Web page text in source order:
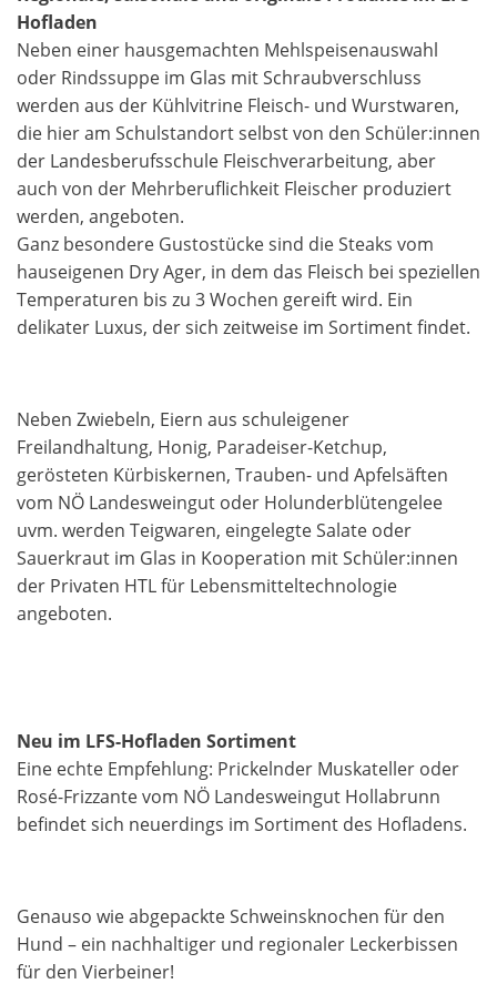
Hofladen
Neben einer hausgemachten Mehlspeisenauswahl
oder Rindssuppe im Glas mit Schraubverschluss
werden aus der Kühlvitrine Fleisch- und Wurstwaren,
die hier am Schulstandort selbst von den Schüler:innen
der Landesberufsschule Fleischverarbeitung, aber
auch von der Mehrberuflichkeit Fleischer produziert
werden, angeboten.
Ganz besondere Gustostücke sind die Steaks vom
hauseigenen Dry Ager, in dem das Fleisch bei speziellen
Temperaturen bis zu 3 Wochen gereift wird. Ein
delikater Luxus, der sich zeitweise im Sortiment findet.
Neben Zwiebeln, Eiern aus schuleigener
Freilandhaltung, Honig, Paradeiser-Ketchup,
gerösteten Kürbiskernen, Trauben- und Apfelsäften
vom NÖ Landesweingut oder Holunderblütengelee
uvm. werden Teigwaren, eingelegte Salate oder
Sauerkraut im Glas in Kooperation mit Schüler:innen
der Privaten HTL für Lebensmitteltechnologie
angeboten.
Neu im LFS-Hofladen Sortiment
Eine echte Empfehlung: Prickelnder Muskateller oder
Rosé-Frizzante vom NÖ Landesweingut Hollabrunn
befindet sich neuerdings im Sortiment des Hofladens.
Genauso wie abgepackte Schweinsknochen für den
Hund – ein nachhaltiger und regionaler Leckerbissen
für den Vierbeiner!